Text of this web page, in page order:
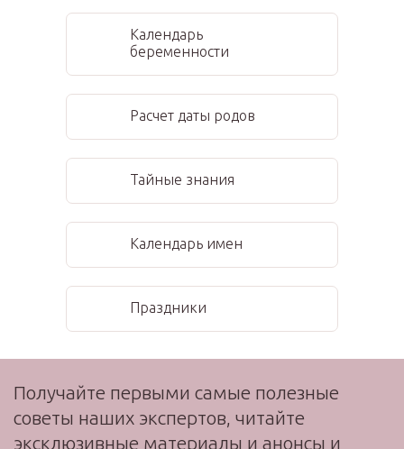
Календарь
беременности
Расчет даты родов
Тайные знания
Календарь имен
Праздники
Получайте первыми самые полезные
советы наших экспертов, читайте
эксклюзивные материалы и анонсы и